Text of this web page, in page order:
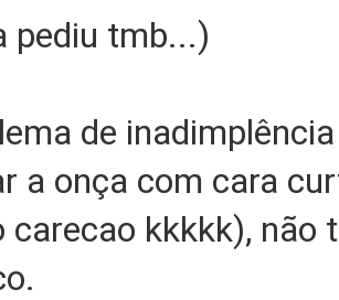
pediu tmb...)
de
a onça com cara
carecao kkkkk),